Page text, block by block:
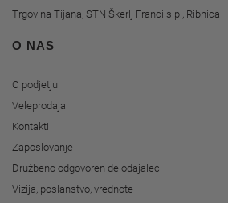
Trgovina Tijana, STN Škerlj Franci s.p., Ribnica
O NAS
O podjetju
Veleprodaja
Kontakti
Zaposlovanje
Družbeno odgovoren delodajalec
Vizija, poslanstvo, vrednote